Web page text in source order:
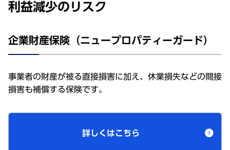
利益減少のリスク
企業財産保険（ニュープロパティーガード）
事業者の財産が被る直接損害に加え、休業損失などの間接
損害も補償する保険です。
詳しくはこちら